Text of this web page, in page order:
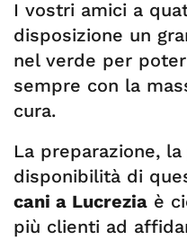
I vostri amici a
disposizione un
nel verde per
sempre con la
cura.
La preparazione,
disponibilità di
cani a Lucrezia è
più clienti ad